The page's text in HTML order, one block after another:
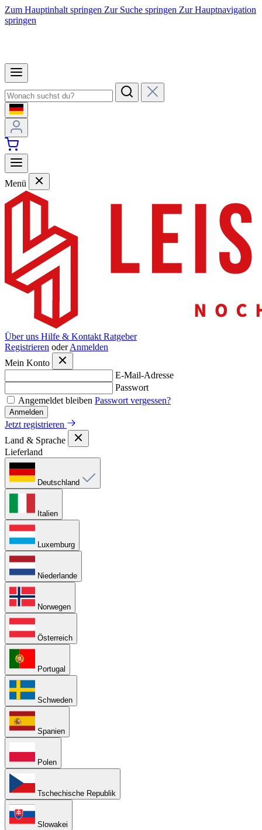
Zum Hauptinhalt springen Zur Suche springen Zur Hauptnavigation
springen
Menü
Über uns Hilfe & Kontakt Ratgeber
Registrieren oder Anmelden
Mein Konto
E-Mail-Adresse
Passwort
Angemeldet bleiben Passwort vergessen?
Anmelden
Jetzt registrieren
Land & Sprache
Lieferland
Deutschland
Italien
Luxemburg
Niederlande
Norwegen
Österreich
Portugal
Schweden
Spanien
Polen
Tschechische Republik
Slowakei